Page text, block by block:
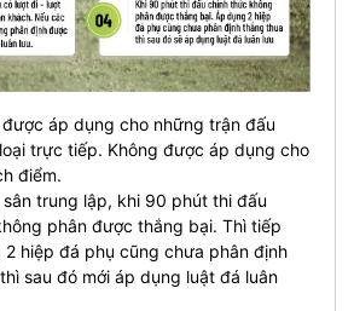
được áp dụng cho những trận đấu
trực tiếp. Không được áp dụng cho
điểm.
trung lập, khi 90 phút thi đấu
phân được thắng bại. Thì tiếp
hiệp đá phụ cũng chưa phân định
sau đó mới áp dụng luật đá luân